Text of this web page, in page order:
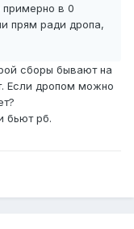
примерно в 0
прям ради дропа,
сборы бывают на
Если дропом можно
бьют рб.